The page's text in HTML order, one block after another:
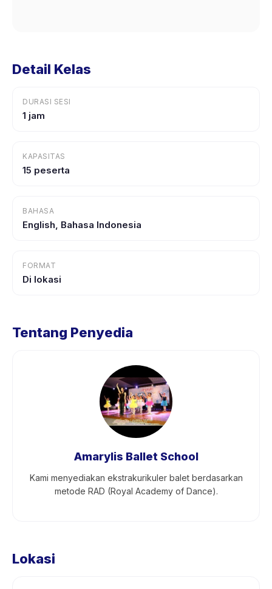
Detail Kelas
DURASI SESI
1 jam
KAPASITAS
15 peserta
BAHASA
English, Bahasa Indonesia
FORMAT
Di lokasi
Tentang Penyedia
Amarylis Ballet School
Kami menyediakan ekstrakurikuler balet berdasarkan
metode RAD (Royal Academy of Dance).
Lokasi